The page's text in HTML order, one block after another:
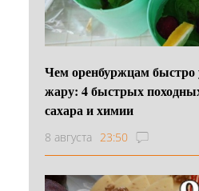
Чем оренбуржцам быстро
жару: 4 быстрых
сахара и химии
8 августа 23:50